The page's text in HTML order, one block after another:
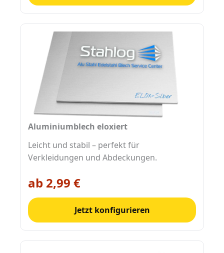
Aluminiumblech eloxiert
Leicht und stabil – perfekt für
Verkleidungen und Abdeckungen.
ab 2,99 €
Jetzt konfigurieren